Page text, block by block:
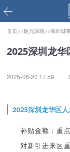
首页>>魅力深圳>>深圳城
2025深圳龙
2025-06-20 17:59
2025深圳龙华区
补贴金额：重
对新引进来区